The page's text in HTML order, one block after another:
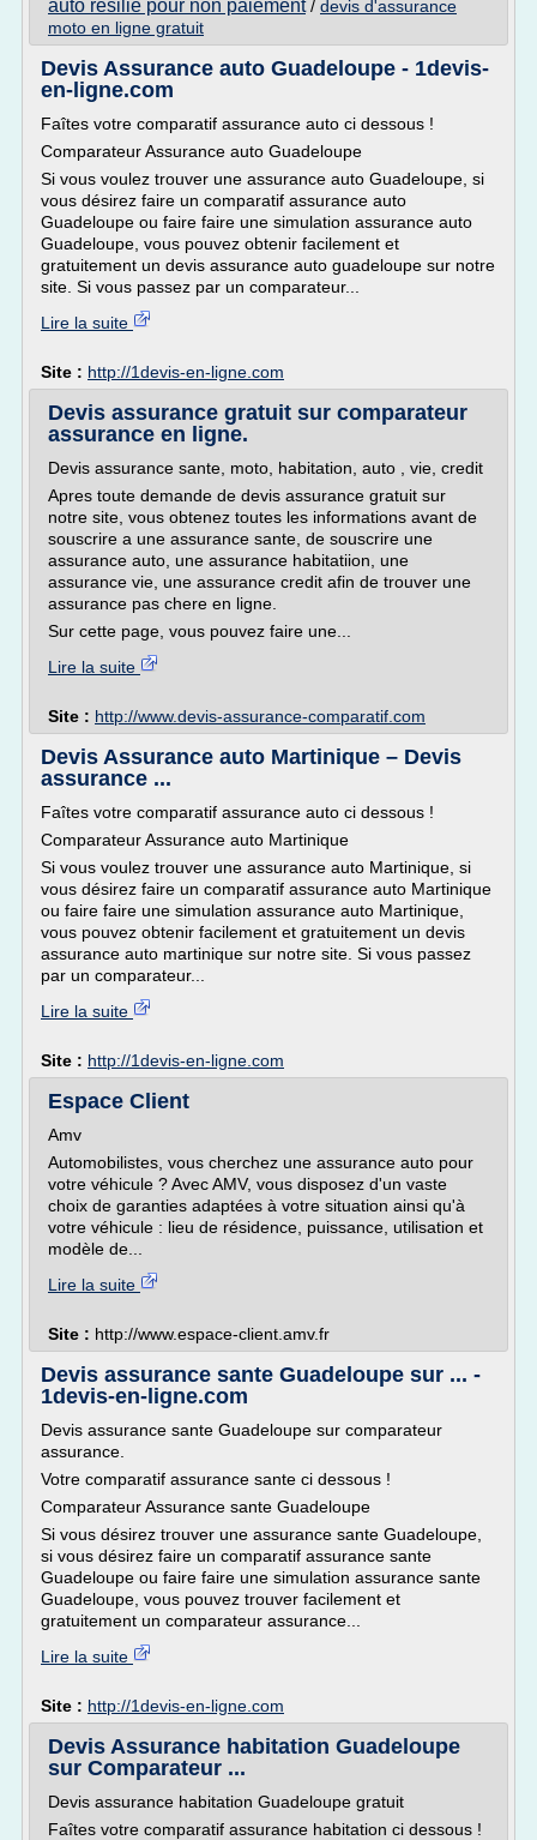
auto resilie pour non paiement/ devis d'assurance
moto en ligne gratuit
Devis Assurance auto Guadeloupe - 1devis-
en-ligne.com
Faîtes votre comparatif assurance auto ci dessous !
Comparateur Assurance auto Guadeloupe
Si vous voulez trouver une assurance auto Guadeloupe, si
vous désirez faire un comparatif assurance auto
Guadeloupe ou faire faire une simulation assurance auto
Guadeloupe, vous pouvez obtenir facilement et
gratuitement un devis assurance auto guadeloupe sur notre
site. Si vous passez par un comparateur...
Lire la suite
Site : http://1devis-en-ligne.com
Devis assurance gratuit sur comparateur
assurance en ligne.
Devis assurance sante, moto, habitation, auto , vie, credit
Apres toute demande de devis assurance gratuit sur
notre site, vous obtenez toutes les informations avant de
souscrire a une assurance sante, de souscrire une
assurance auto, une assurance habitatiion, une
assurance vie, une assurance credit afin de trouver une
assurance pas chere en ligne.
Sur cette page, vous pouvez faire une...
Lire la suite
Site : http://www.devis-assurance-comparatif.com
Devis Assurance auto Martinique – Devis
assurance ...
Faîtes votre comparatif assurance auto ci dessous !
Comparateur Assurance auto Martinique
Si vous voulez trouver une assurance auto Martinique, si
vous désirez faire un comparatif assurance auto Martinique
ou faire faire une simulation assurance auto Martinique,
vous pouvez obtenir facilement et gratuitement un devis
assurance auto martinique sur notre site. Si vous passez
par un comparateur...
Lire la suite
Site : http://1devis-en-ligne.com
Espace Client
Amv
Automobilistes, vous cherchez une assurance auto pour
votre véhicule ? Avec AMV, vous disposez d'un vaste
choix de garanties adaptées à votre situation ainsi qu'à
votre véhicule : lieu de résidence, puissance, utilisation et
modèle de...
Lire la suite
Site : http://www.espace-client.amv.fr
Devis assurance sante Guadeloupe sur ... -
1devis-en-ligne.com
Devis assurance sante Guadeloupe sur comparateur
assurance.
Votre comparatif assurance sante ci dessous !
Comparateur Assurance sante Guadeloupe
Si vous désirez trouver une assurance sante Guadeloupe,
si vous désirez faire un comparatif assurance sante
Guadeloupe ou faire faire une simulation assurance sante
Guadeloupe, vous pouvez trouver facilement et
gratuitement un comparateur assurance...
Lire la suite
Site : http://1devis-en-ligne.com
Devis Assurance habitation Guadeloupe
sur Comparateur ...
Devis assurance habitation Guadeloupe gratuit
Faîtes votre comparatif assurance habitation ci dessous !